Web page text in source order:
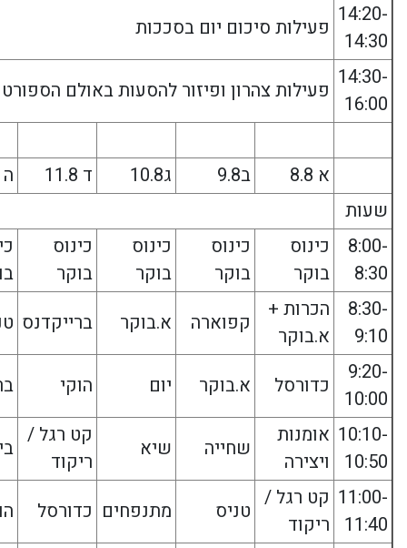
14:20-
14:30
פעילות סיכום יום בסככות
14:30-
16:00
פעילות צהרון ופיזור להסעות באולם הספורט
א 8.8 ב9.8 ג10.8 ד 11.8
ה 12.8
שעות
8:00-
8:30
כינוס
בוקר
כינוס
בוקר
כינוס
בוקר
כינוס
בוקר
8:30-
9:10
הכרות +
א.בוקר
קפוארה א.בוקר ברייקדנס
9:20-
10:00
כדורסל א.בוקר יום הוקי
10:10-
10:50
אומנות
ויצירה
שחייה שיא
קט רגל /
ריקוד
11:00-
11:40
קט רגל /
ריקוד
טניס מתנפחים כדורסל